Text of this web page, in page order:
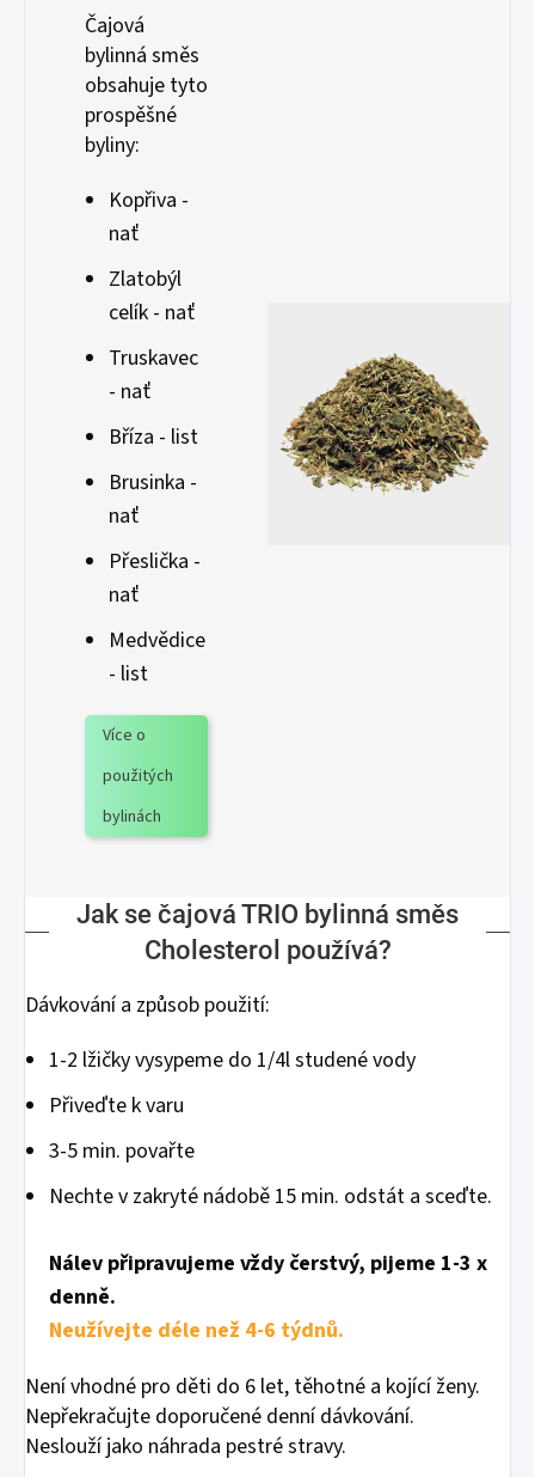
Čajová
bylinná směs
obsahuje tyto
prospěšné
byliny:
Kopřiva -
nať
Zlatobýl
celík - nať
Truskavec
- nať
Bříza - list
Brusinka -
nať
Přeslička -
nať
Medvědice
- list
Více o
použitých
bylinách
Jak se čajová TRIO bylinná směs
Cholesterol používá?
Dávkování a způsob použití:
1-2 lžičky vysypeme do 1/4l studené vody
Přiveďte k varu
3-5 min. povařte
Nechte v zakryté nádobě 15 min. odstát a sceďte.
Nálev připravujeme vždy čerstvý, pijeme 1-3 x
denně.
Neužívejte déle než 4-6 týdnů.
Není vhodné pro děti do 6 let, těhotné a kojící ženy.
Nepřekračujte doporučené denní dávkování.
Neslouží jako náhrada pestré stravy.